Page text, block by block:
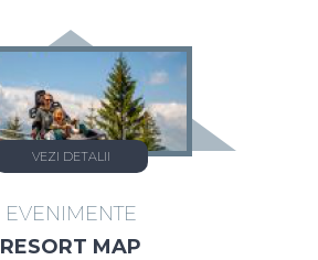
VEZI DETALII
EVENIMENTE
RESORT MAP